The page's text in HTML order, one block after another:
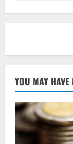
YOU MAY HAVE